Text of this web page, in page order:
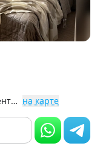
Тюмень Циолковского 9 корпус 1, Центральный округ на карте